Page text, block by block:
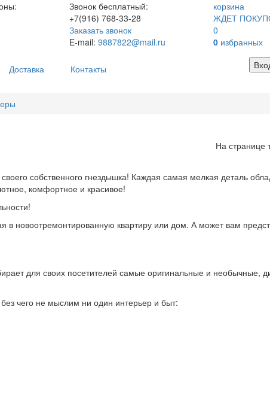
Звонок бесплатный:
+7(916) 768-33-28
Заказать звонок
E-mail:9887822@mail.ru
корзина
ЖДЕТ
0
0 избранных
Доставка Контакты
На странице
собственного гнездышка! Каждая самая мелкая деталь
комфортное и красивое!
в новоотремонтированную квартиру или дом. А может вам
для своих посетителей самые оригинальные и необычные,
чего не мыслим ни один интерьер и быт: